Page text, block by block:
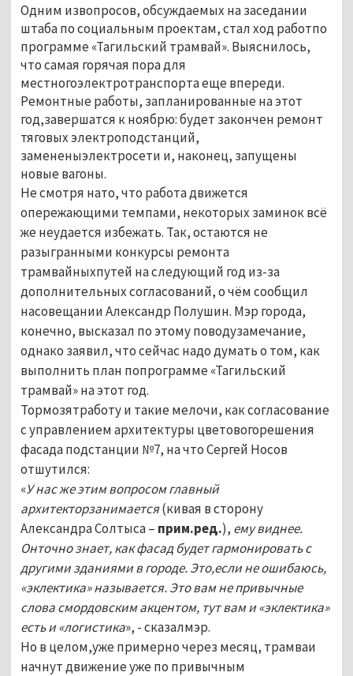
Одним извопросов, обсуждаемых на заседании
штаба по социальным проектам, стал ход работпо
программе «Тагильский трамвай». Выяснилось,
что самая горячая пора для
местногоэлектротранспорта еще впереди.
Ремонтные работы, запланированные на этот
год,завершатся к ноябрю: будет закончен ремонт
тяговых электроподстанций,
замененыэлектросети и, наконец, запущены
новые вагоны.
Не смотря нато, что работа движется
опережающими темпами, некоторых заминок всё
же неудается избежать. Так, остаются не
разыгранными конкурсы ремонта
трамвайныхпутей на следующий год из-за
дополнительных согласований, о чём сообщил
насовещании Александр Полушин. Мэр города,
конечно, высказал по этому поводузамечание,
однако заявил, что сейчас надо думать о том, как
выполнить план попрограмме «Тагильский
трамвай» на этот год.
Тормозятработу и такие мелочи, как согласование
с управлением архитектуры цветовогорешения
фасада подстанции №7, на что Сергей Носов
отшутился:
«У нас же этим вопросом главный
архитекторзанимается(кивая в сторону
Александра Солтыса – прим.ред.), ему виднее.
Онточно знает, как фасад будет гармонировать с
другими зданиями в городе. Это,если не ошибаюсь,
«эклектика» называется. Это вам не привычные
слова смордовским акцентом, тут вам и «эклектика»
есть и «логистика», - сказалмэр.
Но в целом,уже примерно через месяц, трамваи
начнут движение уже по привычным